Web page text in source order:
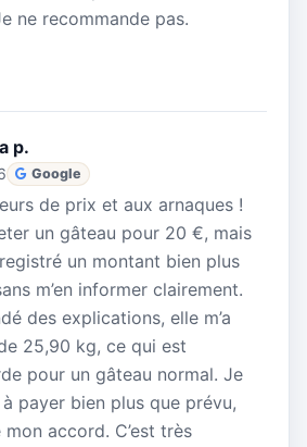
ne recommande pas.
p.
Google
de prix et aux arnaques !
un gâteau pour 20 €, mais
un montant bien plus
m’en informer clairement.
des explications, elle m’a
25,90 kg, ce qui est
pour un gâteau normal. Je
payer bien plus que prévu,
accord. C’est très